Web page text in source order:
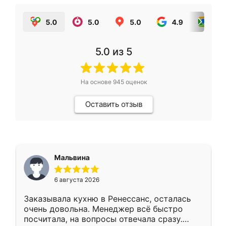
5.0 5.0 5.0 4.9
5.0 из 5
На основе 945оценок
Оставить отзыв
Мальвина
6 августа 2026
Заказывала кухню в Ренессанс, осталась
очень довольна. Менеджер всё быстро
посчитала, на вопросы отвечала сразу.